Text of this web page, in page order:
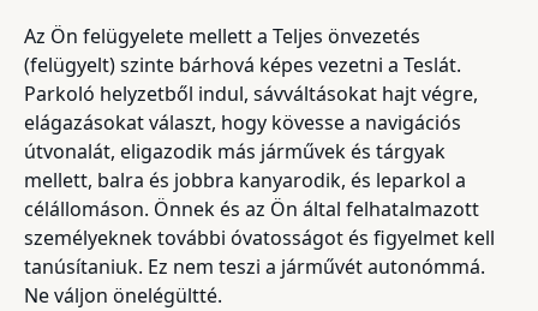
Az Ön felügyelete mellett a Teljes önvezetés
(felügyelt) szinte bárhová képes vezetni a Teslát.
Parkoló helyzetből indul, sávváltásokat hajt végre,
elágazásokat választ, hogy kövesse a navigációs
útvonalát, eligazodik más járművek és tárgyak
mellett, balra és jobbra kanyarodik, és leparkol a
célállomáson. Önnek és az Ön által felhatalmazott
személyeknek további óvatosságot és figyelmet kell
tanúsítaniuk. Ez nem teszi a járművét autonómmá.
Ne váljon önelégültté.